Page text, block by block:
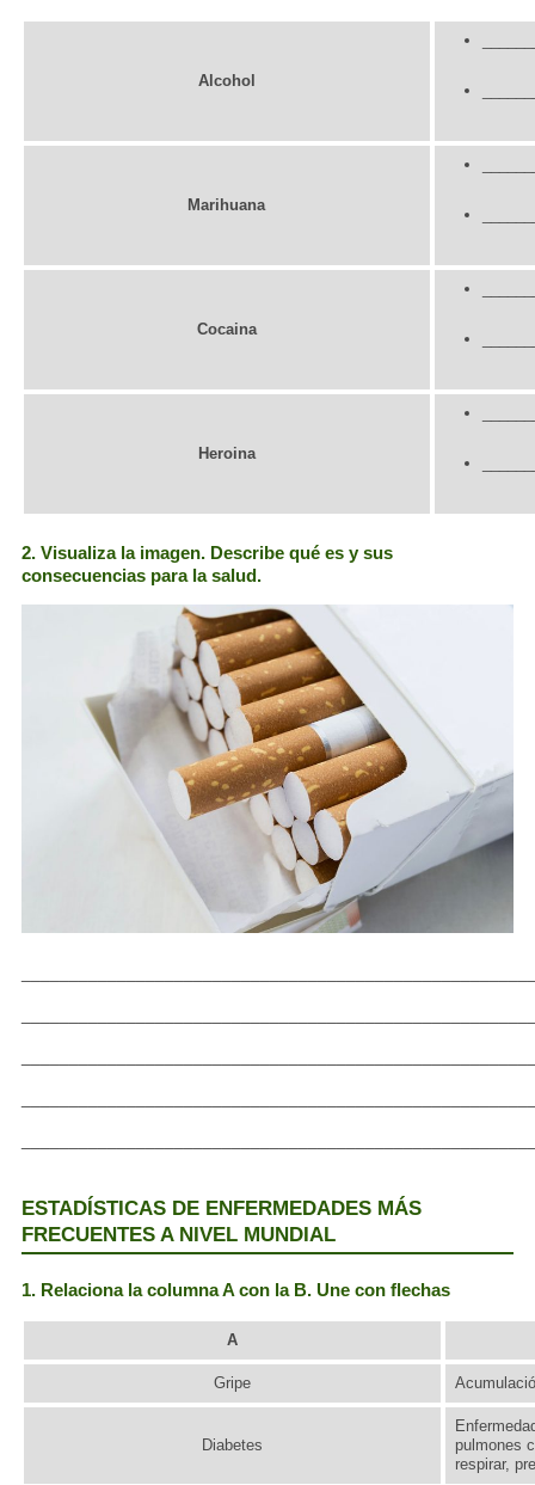
Alcohol
Marihuana
Cocaina
Heroina
2. Visualiza la imagen. Describe qué es y sus
consecuencias para la salud.
ESTADÍSTICAS DE ENFERMEDADES MÁS
FRECUENTES A NIVEL MUNDIAL
1. Relaciona la columna A con la B. Une con flechas
A
Gripe
Diabetes
pulmones
respirar,